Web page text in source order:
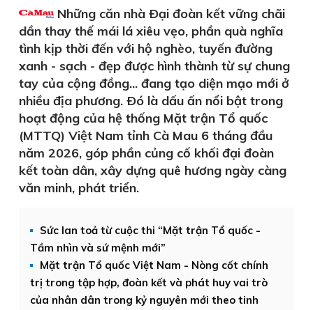
Những căn nhà Ðại đoàn kết vững chãi
dần thay thế mái lá xiêu vẹo, phần quà nghĩa
tình kịp thời đến với hộ nghèo, tuyến đường
xanh - sạch - đẹp được hình thành từ sự chung
tay của cộng đồng... đang tạo diện mạo mới ở
nhiều địa phương. Ðó là dấu ấn nổi bật trong
hoạt động của hệ thống Mặt trận Tổ quốc
(MTTQ) Việt Nam tỉnh Cà Mau 6 tháng đầu
năm 2026, góp phần củng cố khối đại đoàn
kết toàn dân, xây dựng quê hương ngày càng
văn minh, phát triển.
Sức lan toả từ cuộc thi “Mặt trận Tổ quốc -
Tầm nhìn và sứ mệnh mới”
Mặt trận Tổ quốc Việt Nam - Nòng cốt chính
trị trong tập hợp, đoàn kết và phát huy vai trò
của nhân dân trong kỷ nguyên mới theo tinh